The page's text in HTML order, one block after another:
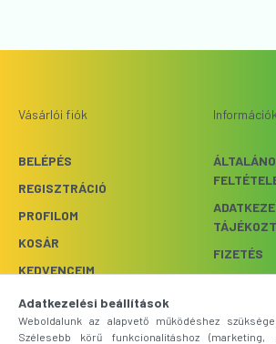
Vásárlói fiók
BELÉPÉS
REGISZTRÁCIÓ
PROFILOM
KOSÁR
KEDVENCEIM
Információk
FIZETÉS
Adatkezelési beállítások
Weboldalunk az alapvető működéshez
Szélesebb körű funkcionalitáshoz (marketing,